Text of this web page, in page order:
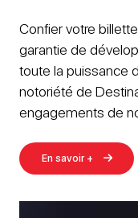
Confier votre
garantie de
toute la puissance
notoriété de
engagements de
En savoir +